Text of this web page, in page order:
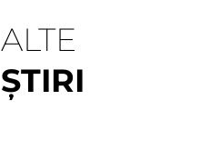
ALTE
ȘTIRI